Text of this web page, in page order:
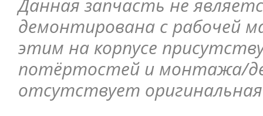
Данная запчасть не
демонтирована с рабочей
этим на корпусе
потёртостей и монтажа/
отсутствует оригинальная